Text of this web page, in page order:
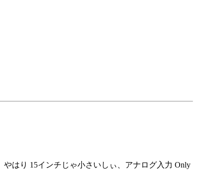
やはり 15インチじゃ小さいしぃ、アナログ入力 Only